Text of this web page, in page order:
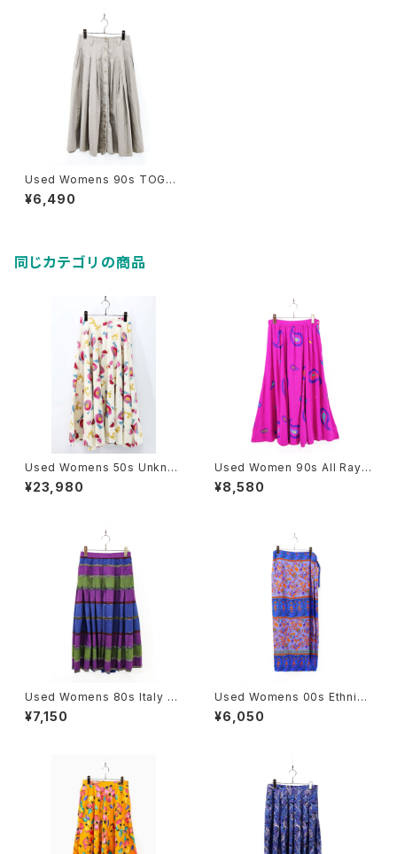
Used Womens 90s TOGET
HER PLane pleats skirt Siz
e W28 古着
¥6,490
同じカテゴリの商品
Used Womens 50s Unkno
wn Clown Circular Skirt Siz
e W27 古着
¥23,980
Used Women 90s All Rayo
n All over Paisley Graphic
Long Skirt Size W27 古着
¥8,580
Used Womens 80s Italy mi
la schon due multi stripes
Pleats Skirt Size W26 古着
¥7,150
Used Womens 00s Ethnic
All-Over Pattern Wrap Skir
t Size Free 古着
¥6,050